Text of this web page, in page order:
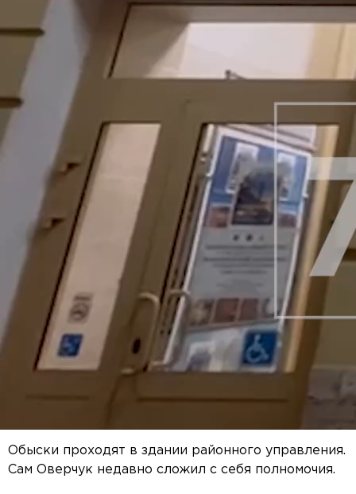
Обыски проходят в здании районного управления.
Сам Оверчук недавно сложил с себя полномочия.